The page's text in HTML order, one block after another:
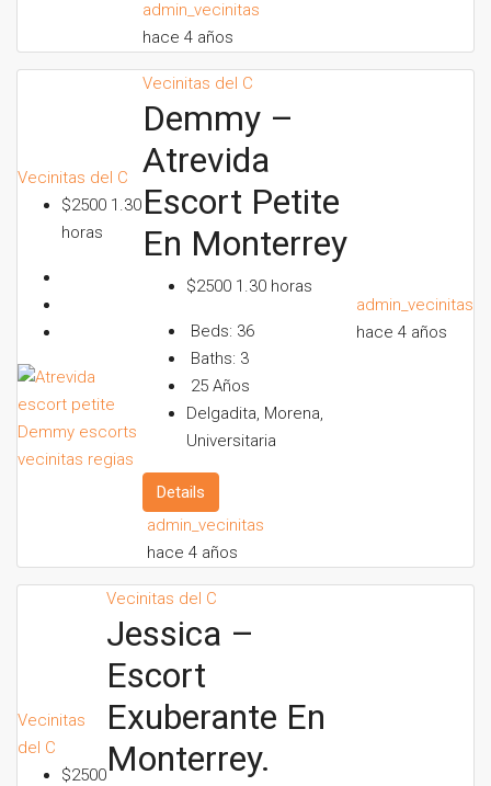
admin_vecinitas
hace 4 años
Vecinitas del C
$2500 1.30
horas
Vecinitas del C
Demmy –
Atrevida
Escort Petite
En Monterrey
$2500 1.30 horas
Beds: 36
Baths: 3
25 Años
Delgadita, Morena,
Universitaria
Details
admin_vecinitas
hace 4 años
admin_vecinitas
hace 4 años
Vecinitas
del C
$2500
Vecinitas del C
Jessica –
Escort
Exuberante En
Monterrey.